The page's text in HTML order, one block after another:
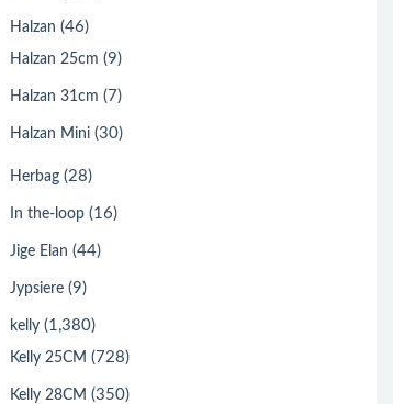
Halzan (46)
Halzan 25cm (9)
Halzan 31cm (7)
Halzan Mini (30)
Herbag (28)
In the-loop (16)
Jige Elan (44)
Jypsiere (9)
kelly (1,380)
Kelly 25CM (728)
Kelly 28CM (350)